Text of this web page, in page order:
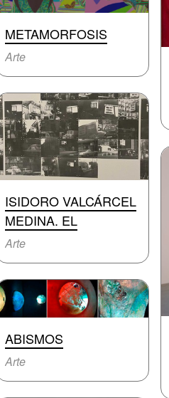
METAMORFOSIS
Arte
ISIDORO VALCÁRCEL
MEDINA. EL
Arte
ABISMOS
Arte